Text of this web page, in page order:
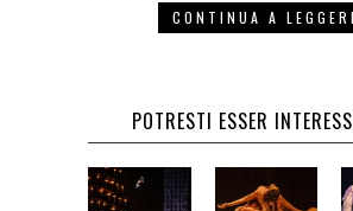
CONTINUA A
POTRESTI ESSER